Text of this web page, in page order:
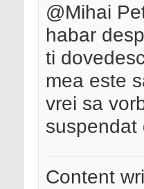
@Mihai
habar
ti
mea este
vrei sa
suspendat
Content